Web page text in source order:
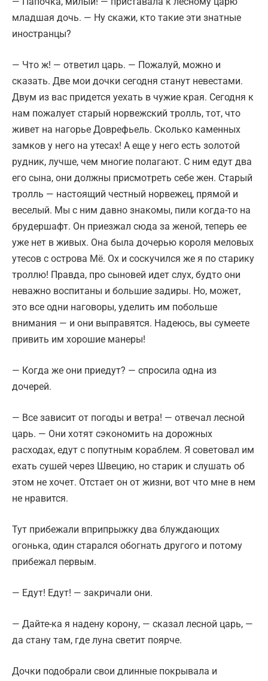
младшая дочь. — Ну скажи, кто такие эти знатные
иностранцы?
— Что ж! — ответил царь. — Пожалуй, можно и
сказать. Две мои дочки сегодня станут невестами.
Двум из вас придется уехать в чужие края. Сегодня к
нам пожалует старый норвежский тролль, тот, что
живет на нагорье Доврефьель. Сколько каменных
замков у него на утесах! А еще у него есть золотой
рудник, лучше, чем многие полагают. С ним едут два
его сына, они должны присмотреть себе жен. Старый
тролль — настоящий честный норвежец, прямой и
веселый. Мы с ним давно знакомы, пили когда-то на
брудершафт. Он приезжал сюда за женой, теперь ее
уже нет в живых. Она была дочерью короля меловых
утесов с острова Мё. Ох и соскучился же я по старику
троллю! Правда, про сыновей идет слух, будто они
неважно воспитаны и большие задиры. Но, может,
это все одни наговоры, уделить им побольше
внимания — и они выправятся. Надеюсь, вы сумеете
привить им хорошие манеры!
— Когда же они приедут? — спросила одна из
дочерей.
— Все зависит от погоды и ветра! — отвечал лесной
царь. — Они хотят сэкономить на дорожных
расходах, едут с попутным кораблем. Я советовал им
ехать сушей через Швецию, но старик и слушать об
этом не хочет. Отстает он от жизни, вот что мне в нем
не нравится.
Тут прибежали вприпрыжку два блуждающих
огонька, один старался обогнать другого и потому
прибежал первым.
— Едут! Едут! — закричали они.
— Дайте-ка я надену корону, — сказал лесной царь, —
да стану там, где луна светит поярче.
Дочки подобрали свои длинные покрывала и